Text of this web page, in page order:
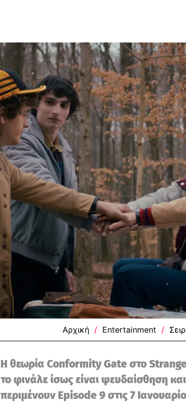
Αρχική / Entertainment /
Η θεωρία Conformity Gate στο
το φινάλε ίσως είναι ψευδαίσθηση και
περιμένουν Episode 9 στις 7